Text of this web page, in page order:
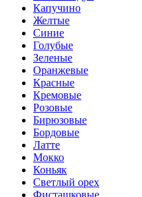
Капучино
Желтые
Синие
Голубые
Зеленые
Оранжевые
Красные
Кремовые
Розовые
Бирюзовые
Бордовые
Латте
Мокко
Коньяк
Светлый орех
Фисташковые